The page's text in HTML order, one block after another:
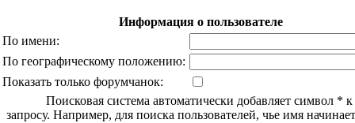
Информация о пользователе
По имени:
По географическому положению:
Показать только форумчанок:
Поисковая система автоматически добавляет символ *
запросу. Например, для поиска пользователей, чье имя